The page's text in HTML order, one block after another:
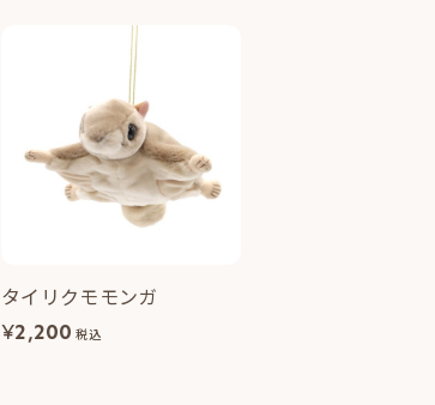
タイリクモモンガ
¥2,200 税込